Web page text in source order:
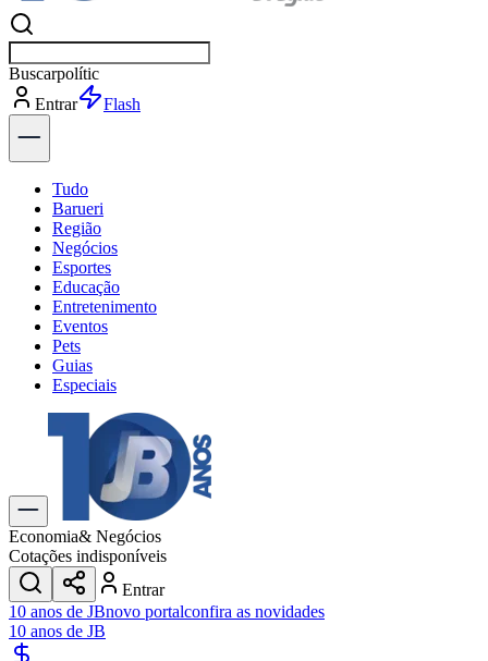
Buscarnotícias em
Entrar
Explorar
Tudo
Barueri
Região
Negócios
Esportes
Educação
Entretenimento
Eventos
Pets
Guias
Especiais
Explore Tudo
Últimas Notícias
Previsão do Tempo
Trânsito e Rotas
Dia a Dia & Lazer
Transportes
Gastronomia
Cinema & Shows
JogosNovo
Para Sua Empresa
Economia& Negócios
Cotações indisponíveis
Entrar
10 anos de JBnovo portalconfira as novidades
10 anos de JB